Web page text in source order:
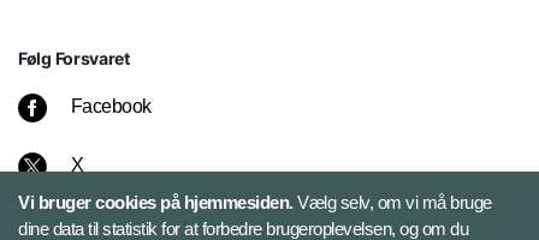
Følg Forsvaret
Facebook
X
Instagram
Vi bruger cookies på hjemmesiden.Vælg selv, om vi må bruge
dine data til statistik for at forbedre brugeroplevelsen, og om du